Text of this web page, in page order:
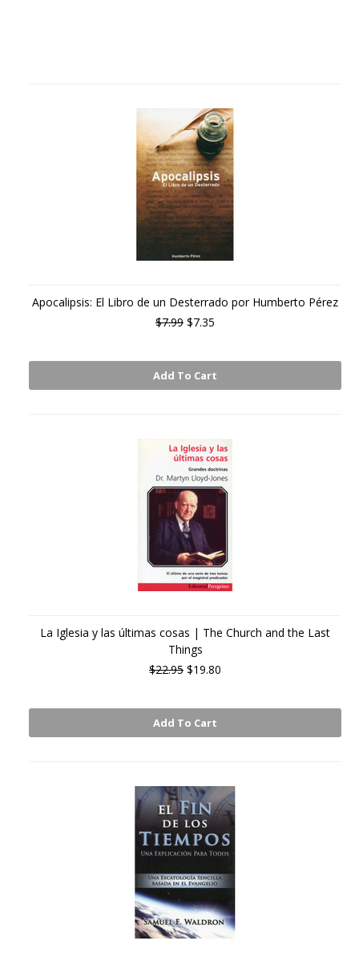
Apocalipsis: El Libro de un Desterrado por Humberto Pérez
$7.99 $7.35
Add To Cart
La Iglesia y las últimas cosas | The Church and the Last
Things
$22.95 $19.80
Add To Cart